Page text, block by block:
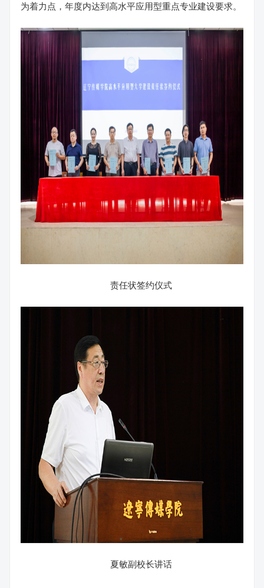
为着力点，年度内达到高水平应用型重点专业建设要求。
责任状签约仪式
夏敏副校长讲话